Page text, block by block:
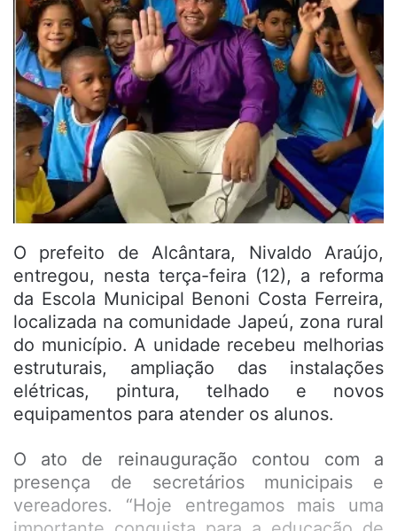
O prefeito de Alcântara, Nivaldo Araújo,
entregou, nesta terça-feira (12), a reforma
da Escola Municipal Benoni Costa Ferreira,
localizada na comunidade Japeú, zona rural
do município. A unidade recebeu melhorias
estruturais, ampliação das instalações
elétricas, pintura, telhado e novos
equipamentos para atender os alunos.
O ato de reinauguração contou com a
presença de secretários municipais e
vereadores. “Hoje entregamos mais uma